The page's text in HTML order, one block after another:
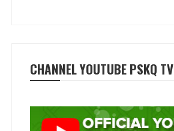
CHANNEL YOUTUBE PSKQ TV